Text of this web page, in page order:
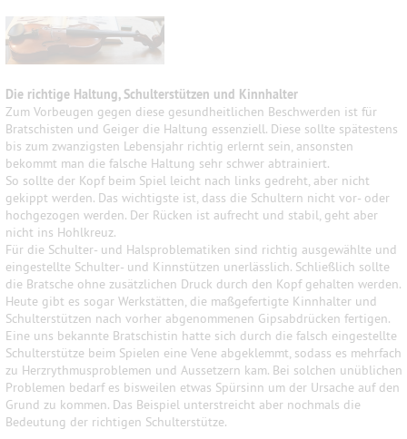
Die richtige Haltung, Schulterstützen und Kinnhalter
Zum Vorbeugen gegen diese gesundheitlichen Beschwerden ist für
Bratschisten und Geiger die Haltung essenziell. Diese sollte spätestens
bis zum zwanzigsten Lebensjahr richtig erlernt sein, ansonsten
bekommt man die falsche Haltung sehr schwer abtrainiert.
So sollte der Kopf beim Spiel leicht nach links gedreht, aber nicht
gekippt werden. Das wichtigste ist, dass die Schultern nicht vor- oder
hochgezogen werden. Der Rücken ist aufrecht und stabil, geht aber
nicht ins Hohlkreuz.
Für die Schulter- und Halsproblematiken sind richtig ausgewählte und
eingestellte Schulter- und Kinnstützen unerlässlich. Schließlich sollte
die Bratsche ohne zusätzlichen Druck durch den Kopf gehalten werden.
Heute gibt es sogar Werkstätten, die maßgefertigte Kinnhalter und
Schulterstützen nach vorher abgenommenen Gipsabdrücken fertigen.
Eine uns bekannte Bratschistin hatte sich durch die falsch eingestellte
Schulterstütze beim Spielen eine Vene abgeklemmt, sodass es mehrfach
zu Herzrythmusproblemen und Aussetzern kam. Bei solchen unüblichen
Problemen bedarf es bisweilen etwas Spürsinn um der Ursache auf den
Grund zu kommen. Das Beispiel unterstreicht aber nochmals die
Bedeutung der richtigen Schulterstütze.